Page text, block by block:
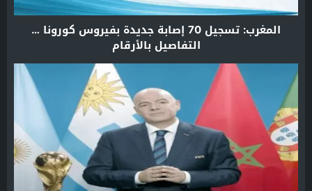
المغرب: تسجيل 70 إصابة جديدة بفيروس كورونا …
التفاصيل بالأرقام